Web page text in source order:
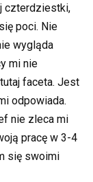
czterdziestki,
poci. Nie
wygląda
mi nie
faceta. Jest
odpowiada.
nie zleca mi
pracę w 3-4
się swoimi